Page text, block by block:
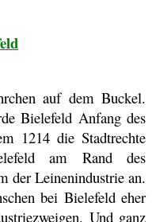
auf dem Buckel.
Bielefeld Anfang des
1214 die Stadtrechte
am Rand des
der Leinenindustrie an.
bei Bielefeld eher
Und ganz